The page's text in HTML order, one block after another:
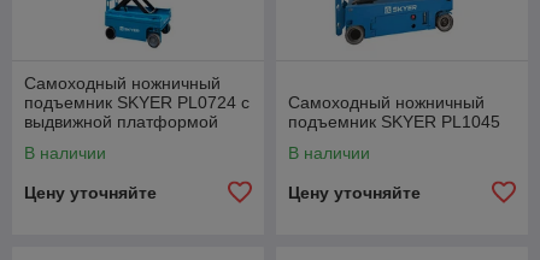
Самоходный ножничный
подъемник SKYER PL0724 с
выдвижной платформой
В наличии
Цену уточняйте
Самоходный ножничный
подъемник SKYER PL1045
В наличии
Цену уточняйте